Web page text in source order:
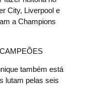
City, Liverpool e
a Champions
também está
lutam pelas seis